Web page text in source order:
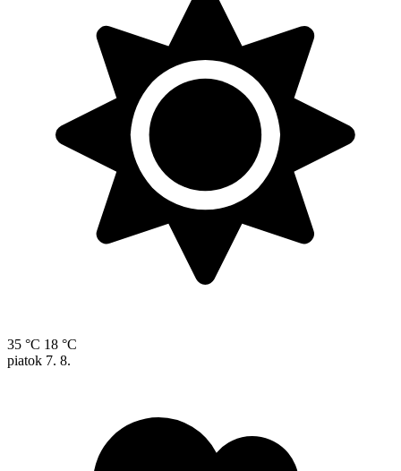
35 °C 18 °C
piatok 7. 8.